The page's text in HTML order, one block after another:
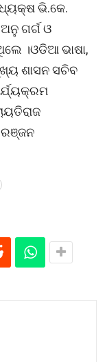
ଭି.କେ.
ଗର୍ଗ ଓ
।ଓଡିଆ ଭାଷା,
ଶାସନ ସଚିବ